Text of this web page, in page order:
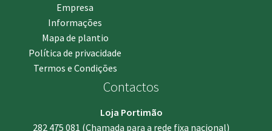
Empresa
Informações
Mapa de plantio
Política de privacidade
Termos e Condições
Contactos
Loja Portimão
282 475 081 (Chamada para a rede fixa nacional)